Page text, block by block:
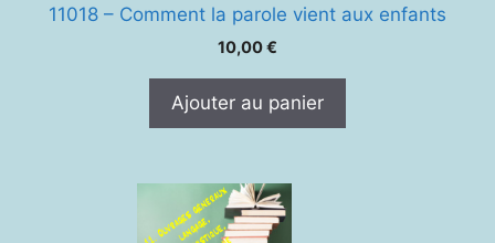
11018 – Comment la parole vient aux enfants
10,00€
Ajouter au panier